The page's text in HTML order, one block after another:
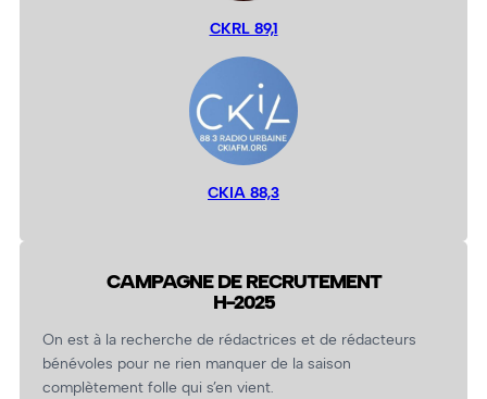
CKRL 89,1
CKIA 88,3
CAMPAGNE DE RECRUTEMENT
H-2025
On est à la recherche de rédactrices et de rédacteurs
bénévoles pour ne rien manquer de la saison
complètement folle qui s’en vient.